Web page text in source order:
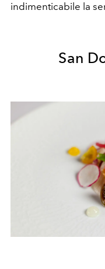
indimenticabile la
San